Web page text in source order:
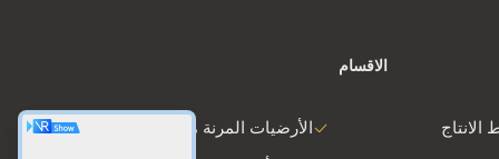
الاقسام
الأرضيات المرنة من البلاستيك
الانتاج